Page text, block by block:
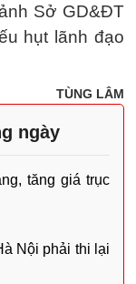
Sở GD&ĐT
hụt lãnh đạo
TÙNG LÂM
ngày
tăng giá trục
Nội phải thi lại